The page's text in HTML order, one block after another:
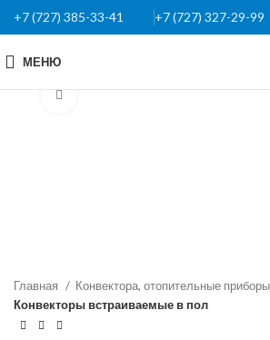
+7 (727) 385-33-41 +7 (727) 327-29-99
МЕНЮ
Главная
Конвектора, отопительные приборы
Конвекторы встраиваемые в пол